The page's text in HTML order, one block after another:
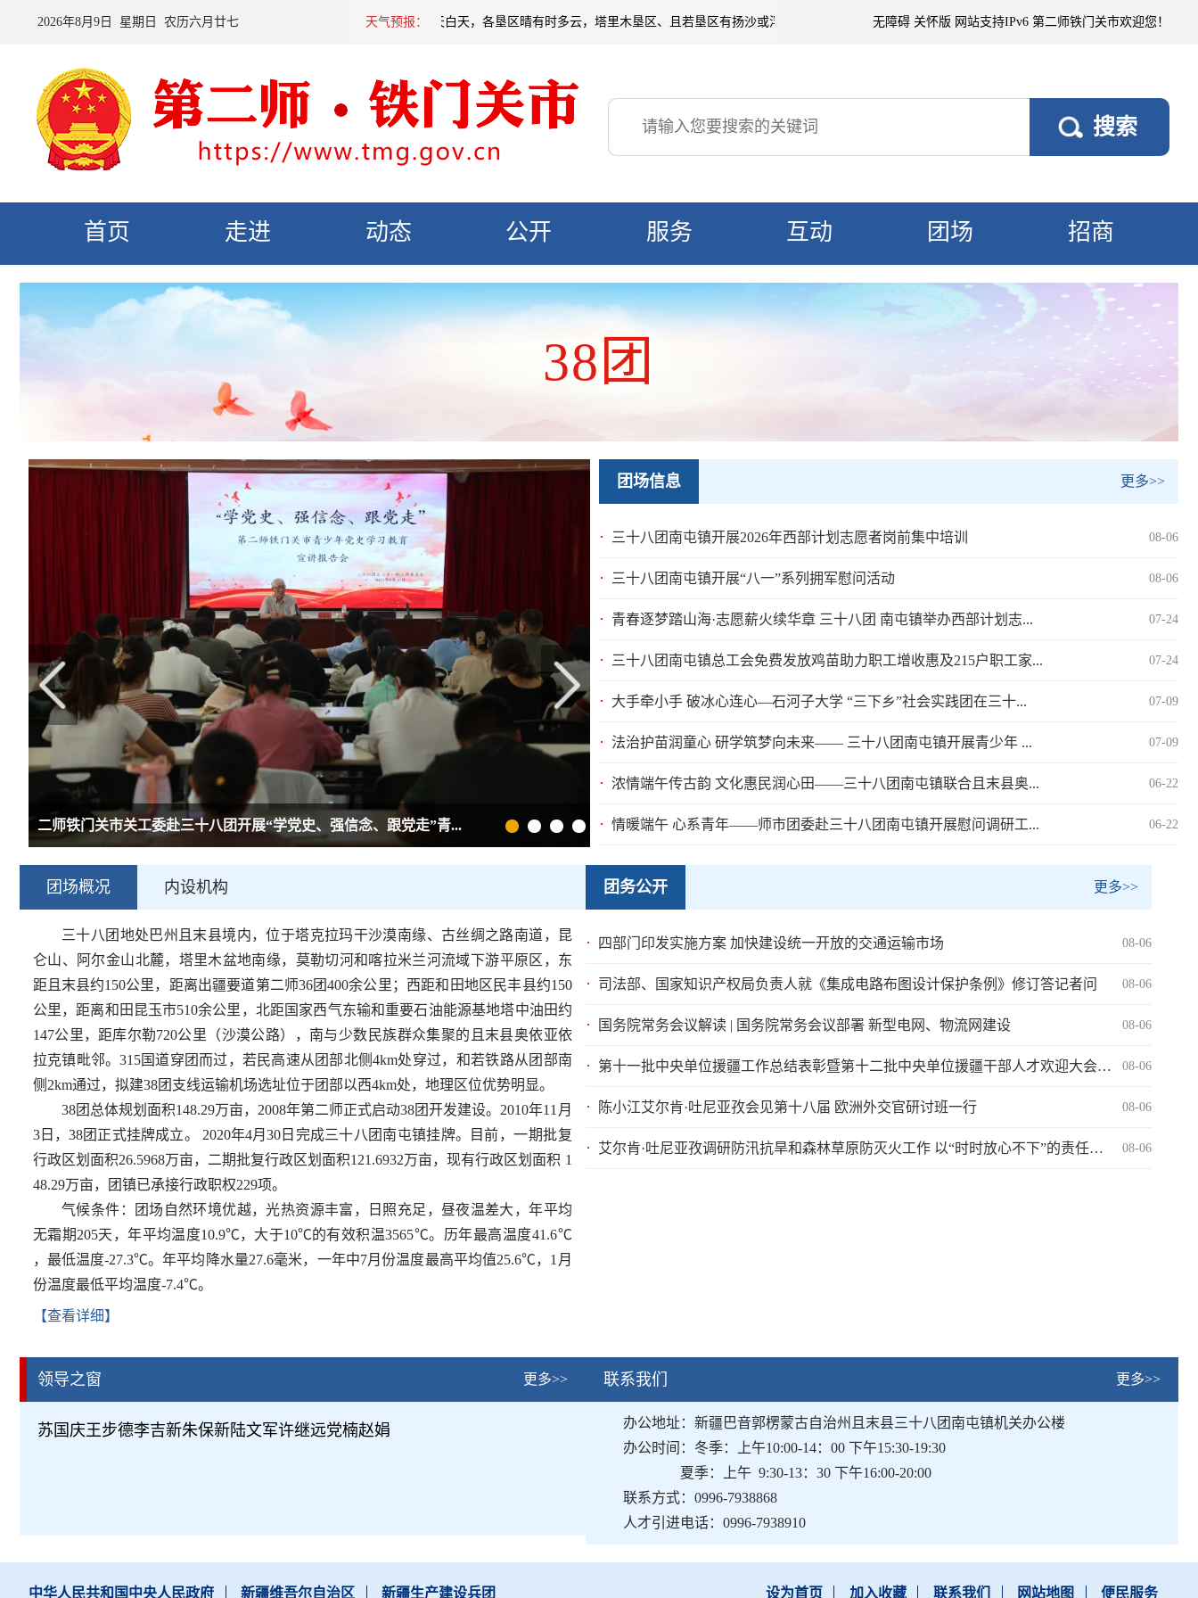
2026年8月 9 日 星期 日 农历六月廿七 天气预报：
预计：今天夜间到明天白天，各垦区晴有时多云，塔里木垦区、且若垦区有扬沙或浮尘，局地有短时沙尘暴，偏东阵风5～6级、风口阵风7～8级，其他垦区风
无障碍 关怀版 网站支持IPv6 第二师铁门关市欢迎您！
首页 走进 动态 公开 服务 互动 团场 招商
38团
二师铁门关市关工委赴三十八团开展“学党史、强信念、跟党走”青...
团场信息 更多>>
三十八团南屯镇开展2026年西部计划志愿者岗前集中培训 08-06
三十八团南屯镇开展“八一”系列拥军慰问活动 08-06
青春逐梦踏山海·志愿薪火续华章 三十八团 南屯镇举办西部计划志... 07-24
三十八团南屯镇总工会免费发放鸡苗助力职工增收惠及215户职工家... 07-24
大手牵小手 破冰心连心—石河子大学 “三下乡”社会实践团在三十... 07-09
法治护苗润童心 研学筑梦向未来—— 三十八团南屯镇开展青少年 ... 07-09
浓情端午传古韵 文化惠民润心田——三十八团南屯镇联合且末县奥... 06-22
情暖端午 心系青年——师市团委赴三十八团南屯镇开展慰问调研工... 06-22
团场概况 内设机构
三十八团地处巴州且末县境内，位于塔克拉玛干沙漠南缘、古丝绸之路南道，昆
仑山、阿尔金山北麓，塔里木盆地南缘，莫勒切河和喀拉米兰河流域下游平原区，东
距且末县约150公里，距离出疆要道第二师36团400余公里；西距和田地区民丰县约150
公里，距离和田昆玉市510余公里，北距国家西气东输和重要石油能源基地塔中油田约
147公里，距库尔勒720公里（沙漠公路），南与少数民族群众集聚的且末县奥依亚依
拉克镇毗邻。 315国道穿团而过，若民高速从团部北侧4km处穿过，和若铁路从团部南
侧 2km通过，拟建38团支线运输机场选址位于团部以西4km处，地理区位优势明显。
38团总体规划面积148.29万亩， 2008年第二师正式启动38团开发建设。 2010年11 月
3 日， 38团正式挂牌成立。 2020年4月 30 日完成三十八团南屯镇挂牌。目前， 一期批复
行政区划面积26.5968万亩，二期批复行政区划面积121.6932万亩， 现有行政区划面积 1
48.29万亩， 团镇已承接行政职权229项。
气候条件：团场自然环境优越，光热资源丰富，日照充足，昼夜温差大，年平均
无霜期205天，年平均温度10.9℃，大于10℃的有效积温3565℃。历年最高温度41.6℃
，最低温度-27.3℃。年平均降水量27.6毫米，一年中7月份温度最高平均值25.6℃， 1 月
份温度最低平均温度-7.4℃。
【查看详细】
团务公开 更多>>
四部门印发实施方案 加快建设统一开放的交通运输市场 08-06
司法部、国家知识产权局负责人就《集成电路布图设计保护条例》修订答记者问 08-06
国务院常务会议解读 | 国务院常务会议部署 新型电网、物流网建设 08-06
第十一批中央单位援疆工作总结表彰暨第十二批中央单位援疆干部人才欢迎大会举行 08-06
陈小江艾尔肯·吐尼亚孜会见第十八届 欧洲外交官研讨班一行 08-06
艾尔肯·吐尼亚孜调研防汛抗旱和森林草原防灭火工作 以“时时放心不下”的责任担当 守住安全底线 08-06
领导之窗 更多>>
苏国庆王步德李吉新朱保新陆文军许继远党楠赵娟
联系我们 更多>>
办公地址：新疆巴音郭楞蒙古自治州且末县三十八团南屯镇机关办公楼
办公时间：冬季：上午10:00-14： 00 下午15:30-19:30
夏季：上午 9:30-13： 30 下午16:00-20:00
联系方式： 0996-7938868
人才引进电话： 0996-7938910
中华人民共和国中央人民政府 新疆维吾尔自治区 新疆生产建设兵团 设为首页 加入收藏 联系我们 网站地图 便民服务